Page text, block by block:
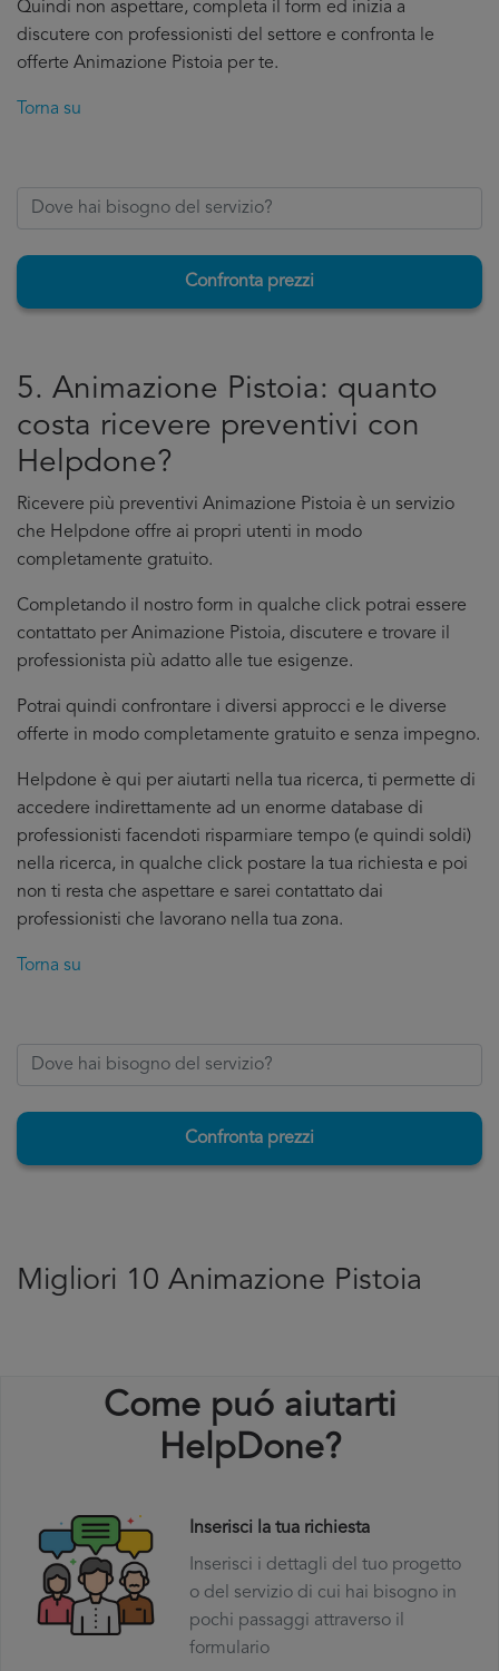
Quindi non aspettare, completa il form ed inizia a
discutere con professionisti del settore e confronta le
offerte Animazione Pistoia per te.
Torna su
Confronta prezzi
5. Animazione Pistoia: quanto
costa ricevere preventivi con
Helpdone?
Ricevere più preventivi Animazione Pistoia è un servizio
che Helpdone offre ai propri utenti in modo
completamente gratuito.
Completando il nostro form in qualche click potrai essere
contattato per Animazione Pistoia, discutere e trovare il
professionista più adatto alle tue esigenze.
Potrai quindi confrontare i diversi approcci e le diverse
offerte in modo completamente gratuito e senza impegno.
Helpdone è qui per aiutarti nella tua ricerca, ti permette di
accedere indirettamente ad un enorme database di
professionisti facendoti risparmiare tempo (e quindi soldi)
nella ricerca, in qualche click postare la tua richiesta e poi
non ti resta che aspettare e sarei contattato dai
professionisti che lavorano nella tua zona.
Torna su
Confronta prezzi
Migliori 10 Animazione Pistoia
Come puó aiutarti
HelpDone?
Inserisci la tua richiesta
Inserisci i dettagli del tuo progetto
o del servizio di cui hai bisogno in
pochi passaggi attraverso il
formulario